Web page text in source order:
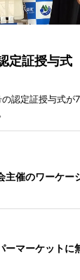
定証授与
認定証授与式が
主催のワーケー
ーマーケットに